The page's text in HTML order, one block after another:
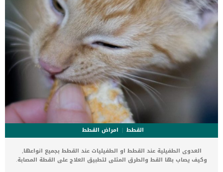
القطط
امراض القطط
العدوى الطفيلية عند القطط او الطفيليات عند القطط بجميع انواعها,
وكيف يصاب بها القط والطرق المثلى لتطبيق العلاج على القطة المصابة.